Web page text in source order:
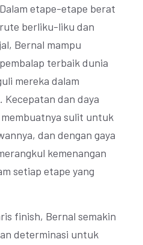
etape-etape berat
berliku-liku dan
Bernal mampu
terbaik dunia
mereka dalam
Kecepatan dan daya
sulit untuk
dan dengan gaya
kemenangan
setiap etape yang
finish, Bernal semakin
determinasi untuk